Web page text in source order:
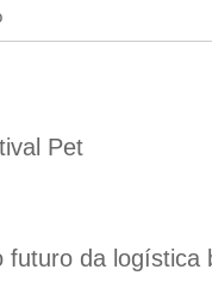
Pet
da logística